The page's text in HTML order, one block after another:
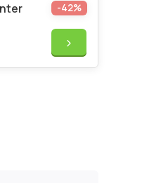
-42%